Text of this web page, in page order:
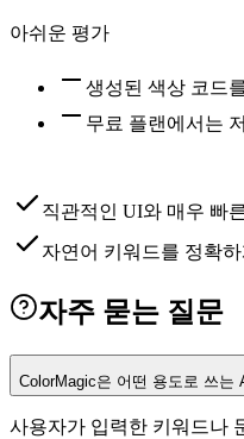
아쉬운 평가
생성된 색상 코드
무료 플랜에서는
직관적인 UI와 매우 빠
자연어 키워드를 정확
자주 묻는 질문
ColorMagic은 어떤 용도로 쓰는
사용자가 입력한 키워드나